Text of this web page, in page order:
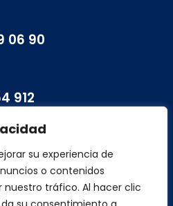
su experiencia de
o contenidos
nuestro tráfico. Al hacer clic
06 90
912